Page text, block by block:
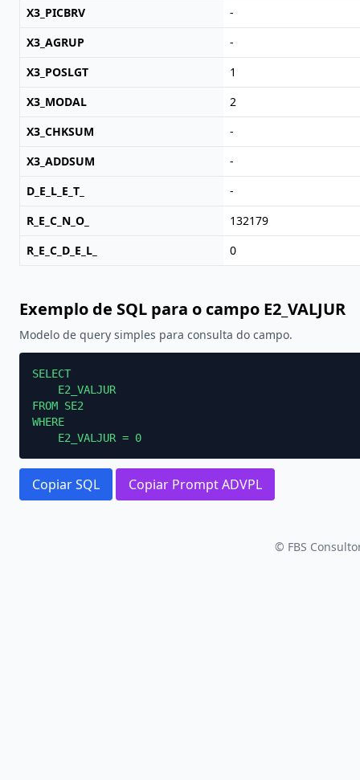
X3_PICBRV
-
X3_AGRUP
-
X3_POSLGT
1
X3_MODAL
2
X3_CHKSUM
-
X3_ADDSUM
-
D_E_L_E_T_
-
R_E_C_N_O_
132179
R_E_C_D_E_L_
0
Exemplo de SQL para o campo E2_VALJUR
Modelo de query simples para consulta do campo.
SELECT
    E2_VALJUR
FROM SE2
WHERE
    E2_VALJUR = 0
Copiar SQL Copiar Prompt ADVPL
© FBS